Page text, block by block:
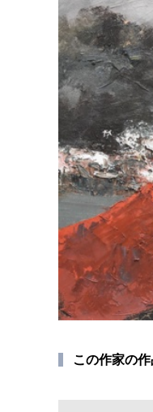
この作家の作